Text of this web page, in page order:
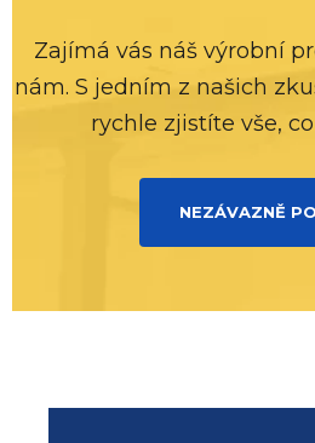
Zajímá vás náš výrobní
nám. S jedním z našich
rychle zjistíte vše,
NEZÁVAZNĚ